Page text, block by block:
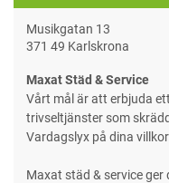
Musikgatan 13
371 49 Karlskrona
Maxat Städ & Service
Vårt mål är att erbjuda
trivseltjänster som
Vardagslyx på dina villkor.
Maxat städ & service